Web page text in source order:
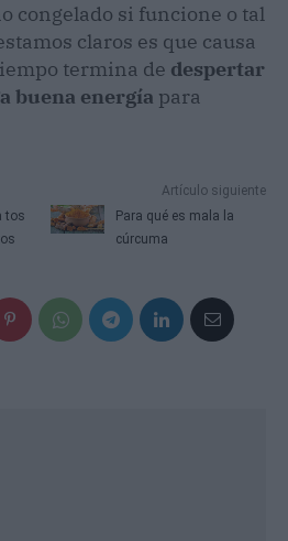
congelado si funcione o tal
claros es que causa
termina de despertar
buena energía para
tos
Artículo siguiente
Para qué es mala la
cúrcuma